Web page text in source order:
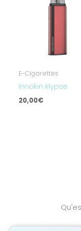
E-Cigarettes
Innokin klypse
20,00€